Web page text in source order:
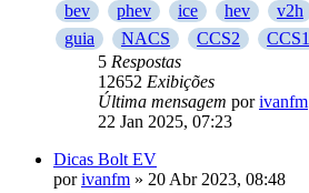
bev
phev ice hev v2h
guia
NACS CCS2
CCS1
5 Respostas
12652 Exibições
Última mensagem porivanfm
22 Jan 2025, 07:23
Dicas Bolt EV
porivanfm » 20 Abr 2023, 08:48